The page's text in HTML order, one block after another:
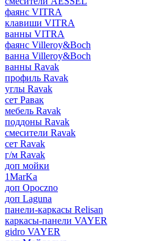
фаянс VITRA
клавиши VITRA
ванны VITRA
фаянс Villeroy&Boch
ванна Villeroy&Boch
ванны Ravak
профиль Ravak
углы Ravak
сет Равак
мебель Ravak
поддоны Ravak
смесители Ravak
сет Ravak
г/м Ravak
доп мойки
1MarKa
доп Opoczno
доп Laguna
панели-каркасы Relisan
каркасы-панели VAYER
gidro VAYER